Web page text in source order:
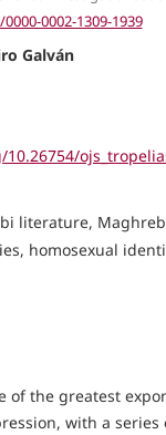
0002-1309-1939
Galván
literature,
homosexual
of the greatest
with a